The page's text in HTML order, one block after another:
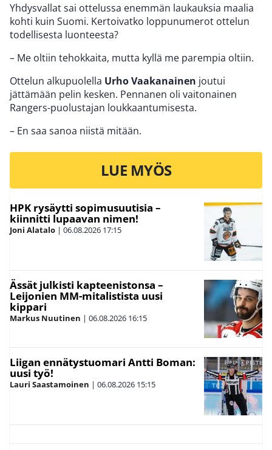
Yhdysvallat sai ottelussa enemmän laukauksia maalia
kohti kuin Suomi. Kertoivatko loppunumerot ottelun
todellisesta luonteesta?
– Me oltiin tehokkaita, mutta kyllä me parempia oltiin.
Ottelun alkupuolella Urho Vaakanainen joutui
jättämään pelin kesken. Pennanen oli vaitonainen
Rangers-puolustajan loukkaantumisesta.
– En saa sanoa niistä mitään.
LUE MYÖS
HPK rysäytti sopimusuutisia –
kiinnitti lupaavan nimen!
Joni Alatalo | 06.08.2026 17:15
Ässät julkisti kapteenistonsa –
Leijonien MM-mitalistista uusi
kippari
Markus Nuutinen | 06.08.2026 16:15
Liigan ennätystuomari Antti Boman:
uusi työ!
Lauri Saastamoinen | 06.08.2026 15:15